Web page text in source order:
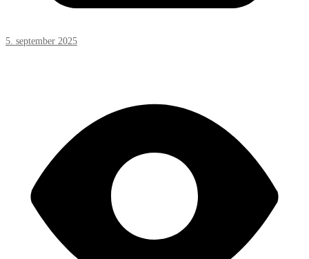
5. september 2025